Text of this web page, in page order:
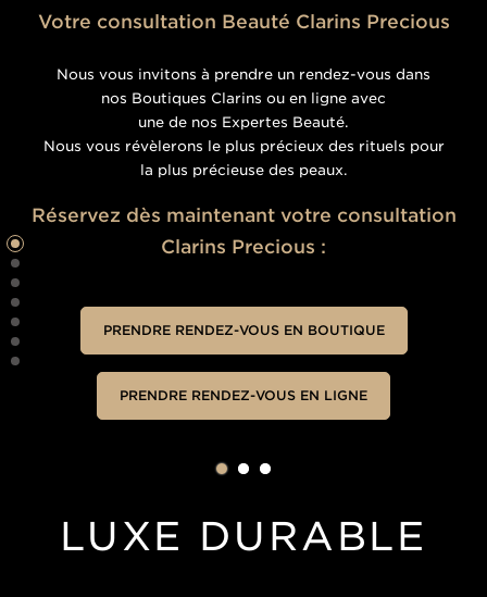
●
●
●
●
●
●
●
Votre consultation Beauté Clarins Precious
Nous vous invitons à prendre un rendez-vous dans
nos Boutiques Clarins ou en ligne avec
une de nos Expertes Beauté.
Nous vous révèlerons le plus précieux des rituels pour
la plus précieuse des peaux.
Réservez dès maintenant votre consultation
Clarins Precious :
PRENDRE RENDEZ-VOUS EN BOUTIQUE
PRENDRE RENDEZ-VOUS EN LIGNE
LUXE DURABLE